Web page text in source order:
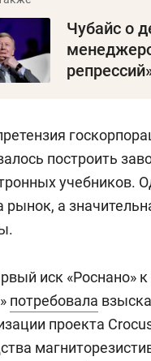
Чубайс о
построить
учебников.
а
иск «Роснано»
потребовала
проекта